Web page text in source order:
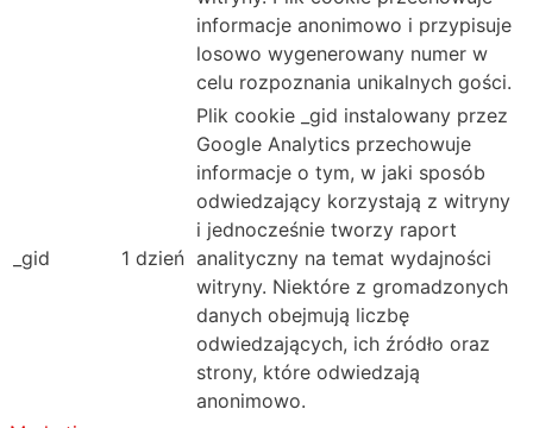
informacje anonimowo i przypisuje
losowo wygenerowany numer w
celu rozpoznania unikalnych gości.
_gid 1 dzień
Plik cookie _gid instalowany przez
Google Analytics przechowuje
informacje o tym, w jaki sposób
odwiedzający korzystają z witryny
i jednocześnie tworzy raport
analityczny na temat wydajności
witryny. Niektóre z gromadzonych
danych obejmują liczbę
odwiedzających, ich źródło oraz
strony, które odwiedzają
anonimowo.